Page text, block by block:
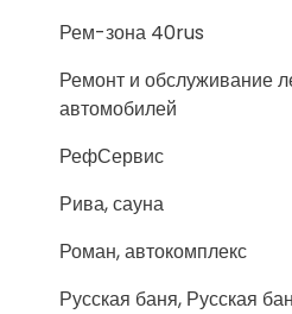
Рем-зона 40rus
Ремонт и обслуживание
автомобилей
РефСервис
Рива, сауна
Роман, автокомплекс
Русская баня, Русская